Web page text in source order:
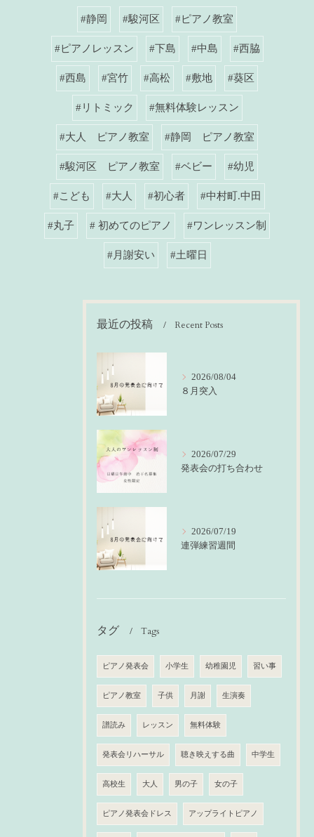
#静岡 #駿河区 #ピアノ教室
#ピアノレッスン #下島 #中島 #西脇
#西島 #宮竹 #高松 #敷地 #葵区
#リトミック #無料体験レッスン
#大人 ピアノ教室 #静岡 ピアノ教室
#駿河区 ピアノ教室 #ベビー #幼児
#こども #大人 #初心者 #中村町.中田
#丸子 # 初めてのピアノ #ワンレッスン制
#月謝安い #土曜日
最近の投稿 Recent Posts
2026/08/04
８月突入
2026/07/29
発表会の打ち合わせ
2026/07/19
連弾練習週間
タグ Tags
ピアノ発表会 小学生 幼稚園児 習い事
ピアノ教室 子供 月謝 生演奏
譜読み レッスン 無料体験
発表会リハーサル 聴き映えする曲 中学生
高校生 大人 男の子 女の子
ピアノ発表会ドレス アップライトピアノ